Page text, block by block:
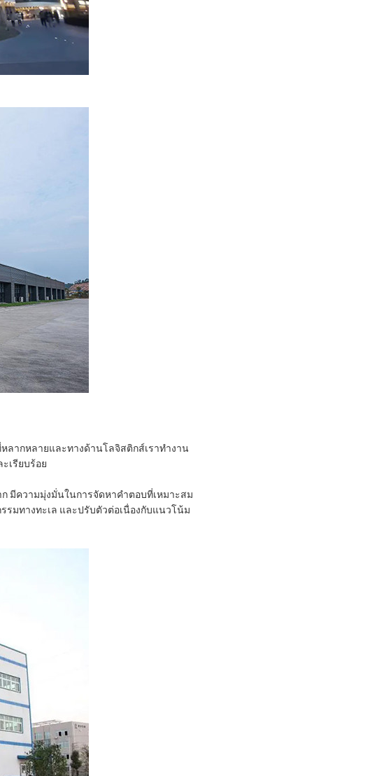
ลากหลายและทางด้านโลจิสติกส์เราทํางาน
เรียบร้อย
มีความมุ่งมั่นในการจัดหาคําตอบที่เหมาะสม
รมทางทะเล และปรับตัวต่อเนื่องกับแนวโน้ม